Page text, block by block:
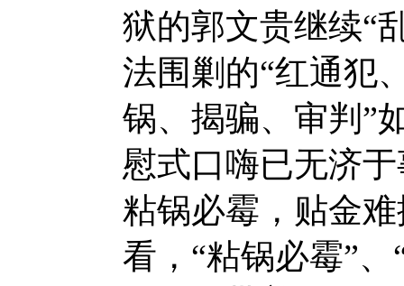
狱的郭文贵继续“
法围剿的“红通犯
锅、揭骗、审判”
慰式口嗨已无济
粘锅必霉，贴金
看，“粘锅必霉”